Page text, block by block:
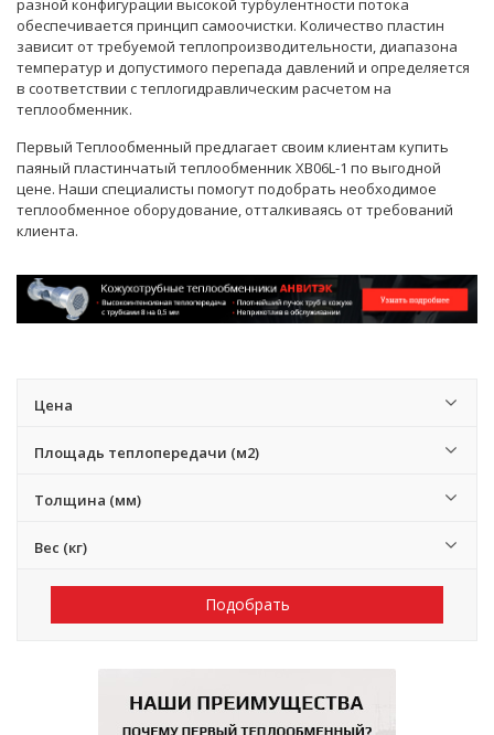
разной конфигурации высокой турбулентности потока
обеспечивается принцип самоочистки. Количество пластин
зависит от требуемой теплопроизводительности, диапазона
температур и допустимого перепада давлений и определяется
в соответствии с теплогидравлическим расчетом на
теплообменник.
Первый Теплообменный предлагает своим клиентам купить
паяный пластинчатый теплообменник XB06L-1 по выгодной
цене. Наши специалисты помогут подобрать необходимое
теплообменное оборудование, отталкиваясь от требований
клиента.
Цена
Площадь теплопередачи (м2)
Толщина (мм)
Вес (кг)
Подобрать